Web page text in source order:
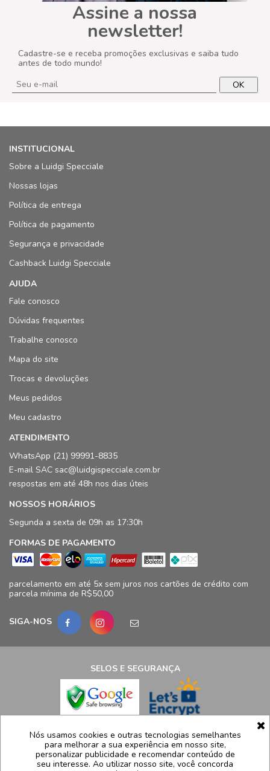
Assine a nossa
newsletter!
Cadastre-se e receba promoções exclusivas e saiba tudo
antes de todo mundo!
OK
INSTITUCIONAL
Sobre a Luidgi Specciale
Nossas lojas
Política de entrega
Política de pagamento
Segurança e privacidade
Cashback Luidgi Specciale
AJUDA
Fale conosco
Dúvidas frequentes
Trabalhe conosco
Mapa do site
Trocas e devoluções
Meus pedidos
Meu cadastro
ATENDIMENTO
WhatsApp (21) 99991-8835
E-mail SAC sac@luidgispecciale.com.br
respostas em até 48h nos dias úteis
NOSSOS HORÁRIOS
Segunda a sexta de 09h as 17:30h
FORMAS DE PAGAMENTO
parcelamento em até 5x sem juros nos cartões de crédito com
parcela mínima de R$50,00
SIGA-NOS
SELOS E SEGURANÇA
LCB Confecções Eireli | CNPJ: 19.316.833/0009-41
Avenida Ayrton Senna, 5.500, Bloco 11, loja 124/125 - Barra da
Tijuca - Rio de Janeiro - RJ – CEP 22775005
Nós usamos cookies e outras tecnologias semelhantes
para melhorar a sua experiência em nosso site,
personalizar publicidade e recomendar conteúdo de
seu interesse. Ao utilizar nosso site, você concorda